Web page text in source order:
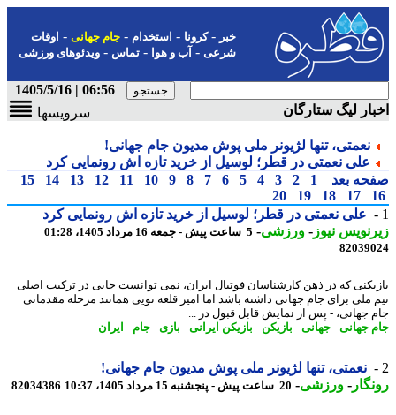
-کرونا-استخدام- جام جهانی-اوقات
شرعی-آب و هوا-تماس-ویدئوهای ورزشی
06:56 | 1405/5/16
لیگ ستارگان
سرویسها
نعمتی، تنها لژیونر ملی پوش مدیون جام جهانی!
علی نعمتی در قطر؛ لوسیل از خرید تازه اش رونمایی کرد
بعد
1
2
3
4
5
6
7
8
9
10
11
12
13
14
15
17
18
19
20
علی نعمتی در قطر؛ لوسیل از خرید تازه اش رونمایی کرد
نیوز-ورزشی-5 ساعت پیش - جمعه 16 مرداد 1405، 01:28
که در ذهن کارشناسان فوتبال ایران، نمی توانست جایی در ترکیب اصلی
ملی برای جام جهانی داشته باشد اما امیر قلعه نویی همانند مرحله مقدماتی
جهانی، - پس از نمایش قابل قبول در ...
جهانی-جهانی-بازیکن -بازیکن ایرانی- بازی - جام-ایران
نعمتی، تنها لژیونر ملی پوش مدیون جام جهانی!
-ورزشی-20 ساعت پیش - پنجشنبه 15 مرداد 1405، 10:37 82034386